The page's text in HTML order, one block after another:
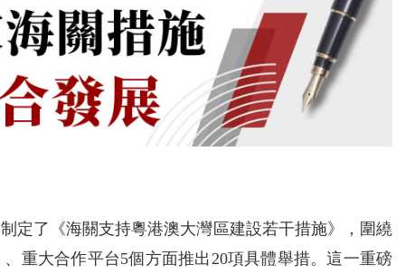
定了《海關支持粵港澳大灣區建設若干措施》，圍繞
重大合作平台5個方面推出20項具體舉措。這一重磅